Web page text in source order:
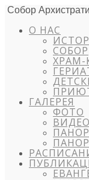
Собор
О НАС
СОБОР
ХРАМ-
ГАЛЕРЕЯ
ФОТО
ВИДЕО